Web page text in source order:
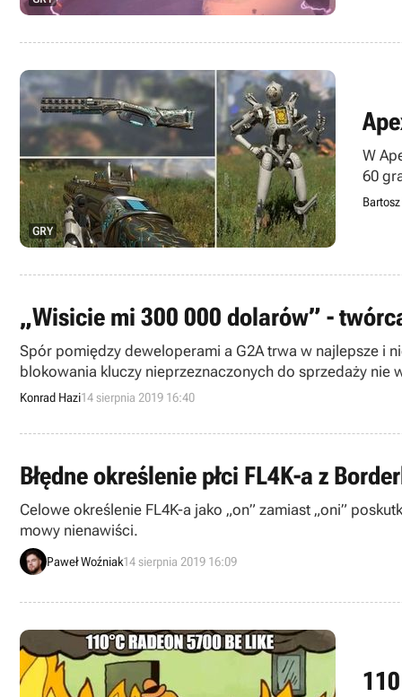
GRY
W
60
„Wisicie mi 300 000 dolarów” -
Spór pomiędzy deweloperami a G2A trwa w najlepsze i
blokowania kluczy nieprzeznaczonych do sprzedaży nie
Konrad Hazi14 sierpnia 2019 16:40
Błędne określenie płci FL4K-a z
Celowe określenie FL4K-a jako „on” zamiast „oni”
mowy nienawiści.
Paweł Woźniak14 sierpnia 2019 16:09